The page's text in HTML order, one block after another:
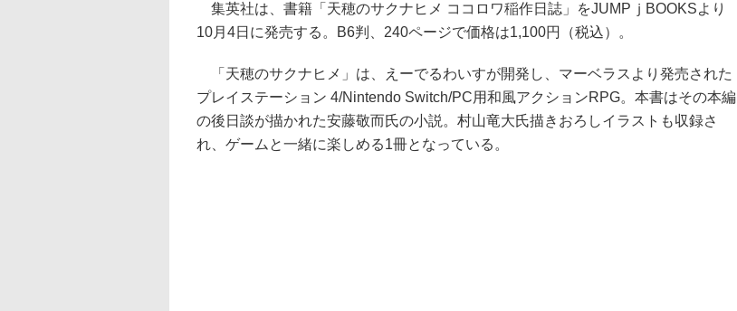
集英社は、書籍「天穂のサクナヒメ ココロワ稲作日誌」をJUMPｊBOOKSより
10月4日に発売する。B6判、240ページで価格は1,100円（税込）。
「天穂のサクナヒメ」は、えーでるわいすが開発し、マーベラスより発売された
プレイステーション 4/Nintendo Switch/PC用和風アクションRPG。本書はその本編
の後日談が描かれた安藤敬而氏の小説。村山竜大氏描きおろしイラストも収録さ
れ、ゲームと一緒に楽しめる1冊となっている。